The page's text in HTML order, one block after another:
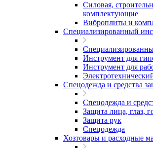
Силовая,
комплектующие
Виброплиты и
Специализированный
Инструмент для
Инструмент для
Спецодежда и средства
Спецодежда и
Защита лица, глаз,
Защита рук
Спецодежда
Хозтовары и расходные